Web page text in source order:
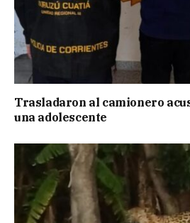
Trasladaron al camionero
una adolescente